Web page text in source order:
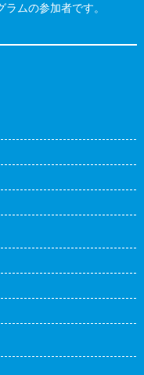
ムの参加者です。